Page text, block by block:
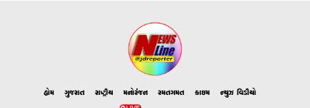
હોમ ગુજરાત રાષ્ટ્રીય મનોરંજન રમતગમત ક્રાઇમ ન્યુઝ વિડીયો